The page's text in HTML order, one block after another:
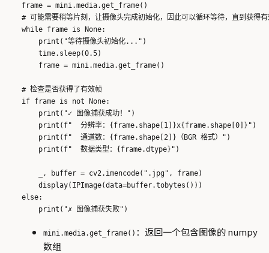
    frame = mini.media.get_frame()
# 可能需要稍等片刻，让摄像头完成初始化，因此可以循环等待，直到获得
    while frame is None:
        print("等待摄像头初始化...")
        time.sleep(0.5)
        frame = mini.media.get_frame()
    # 检查是否获得了有效帧
    if frame is not None:
        print("✓ 图像捕获成功！")
        print(f"  分辨率：{frame.shape[1]}x{frame.shape[0]}")
        print(f"  通道数：{frame.shape[2]}（BGR 格式）")
        print(f"  数据类型：{frame.dtype}")
        _, buffer = cv2.imencode(".jpg", frame)
        display(IPImage(data=buffer.tobytes()))
    else:
mini.media.get_frame() ：返回一个包含图像的 numpy
数组